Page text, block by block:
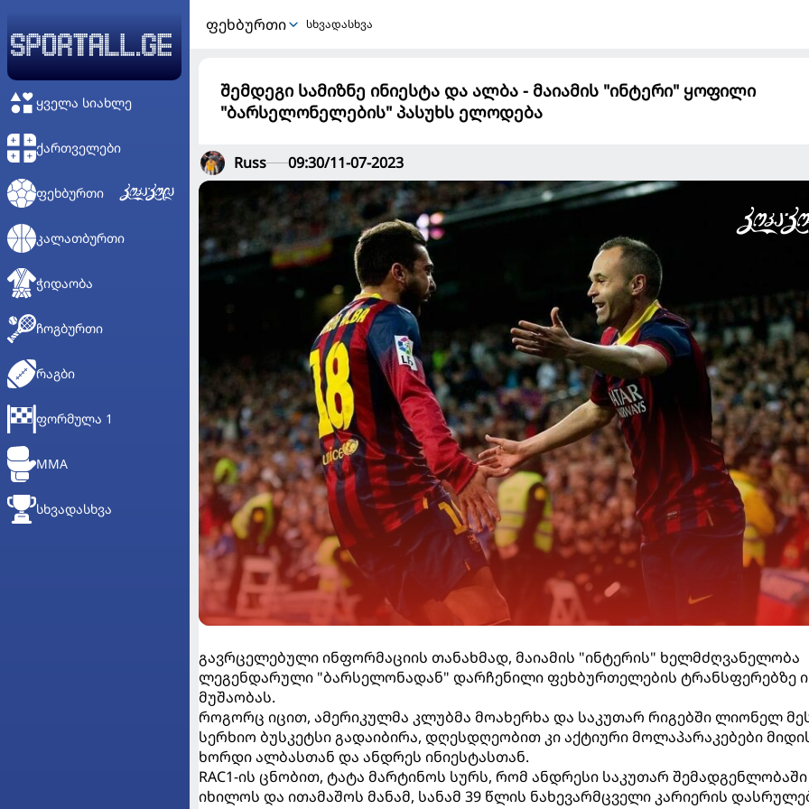
ᲧᲕᲔᲚᲐ ᲡᲘᲐᲮᲚᲔ
ᲥᲐᲠᲗᲕᲔᲚᲔᲑᲘ
ᲤᲔᲮᲑᲣᲠᲗᲘ
ᲙᲐᲚᲐᲗᲑᲣᲠᲗᲘ
ᲭᲘᲓᲐᲝᲑᲐ
ᲩᲝᲒᲑᲣᲠᲗᲘ
ᲠᲐᲒᲑᲘ
ᲤᲝᲠᲛᲣᲚᲐ 1
MMA
ᲡᲮᲕᲐᲓᲐᲡᲮᲕᲐ
ᲤᲔᲮᲑᲣᲠᲗᲘ სხვადასხვა
შემდეგი სამიზნე ინიესტა და ალბა - მაიამის "ინტერი" ყოფილი
"ბარსელონელების" პასუხს ელოდება
Russ 09:30/11-07-2023
გავრცელებული ინფორმაციის თანახმად, მაიამის "ინტერის" ხელმძღვანელობა
ლეგენდარული "ბარსელონადან" დარჩენილი ფეხბურთელების ტრანსფერებზე
მუშაობას.
როგორც იცით, ამერიკულმა კლუბმა მოახერხა და საკუთარ რიგებში ლიონელ
სერხიო ბუსკეტსი გადაიბირა, დღესდღეობით კი აქტიური მოლაპარაკებები
ხორდი ალბასთან და ანდრეს ინიესტასთან.
RAC1-ის ცნობით, ტატა მარტინოს სურს, რომ ანდრესი საკუთარ შემადგენლობაში
იხილოს და ითამაშოს მანამ, სანამ 39 წლის ნახევარმცველი კარიერის